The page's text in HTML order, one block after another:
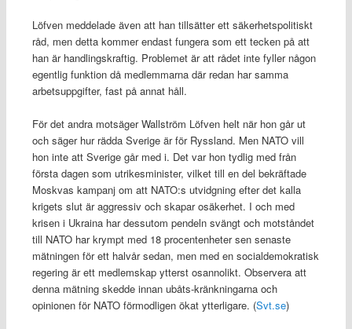
Löfven meddelade även att han tillsätter ett säkerhetspolitiskt
råd, men detta kommer endast fungera som ett tecken på att
han är handlingskraftig. Problemet är att rådet inte fyller någon
egentlig funktion då medlemmarna där redan har samma
arbetsuppgifter, fast på annat håll.
För det andra motsäger Wallström Löfven helt när hon går ut
och säger hur rädda Sverige är för Ryssland. Men NATO vill
hon inte att Sverige går med i. Det var hon tydlig med från
första dagen som utrikesminister, vilket till en del bekräftade
Moskvas kampanj om att NATO:s utvidgning efter det kalla
krigets slut är aggressiv och skapar osäkerhet. I och med
krisen i Ukraina har dessutom pendeln svängt och motståndet
till NATO har krympt med 18 procentenheter sen senaste
mätningen för ett halvår sedan, men med en socialdemokratisk
regering är ett medlemskap ytterst osannolikt. Observera att
denna mätning skedde innan ubåts-kränkningarna och
opinionen för NATO förmodligen ökat ytterligare. (Svt.se)